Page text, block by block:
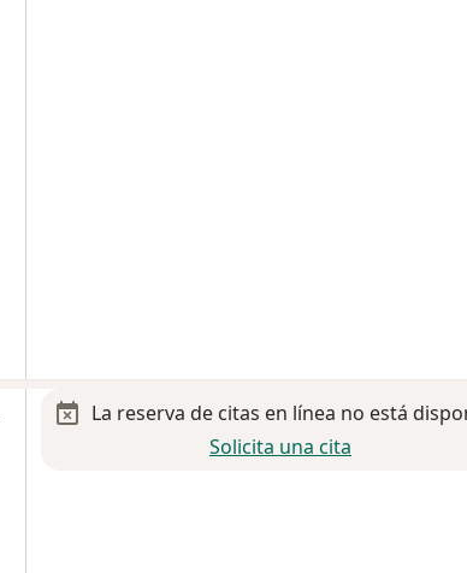
La reserva de citas en línea no está
Solicita una cita